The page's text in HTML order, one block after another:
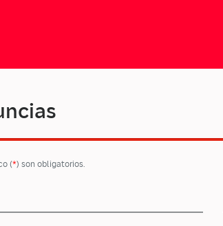
(*) son obligatorios.